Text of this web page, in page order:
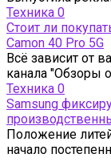
Техника 0
Стоит ли
Camon 40 Pro 5G
Всё зависит от
канала "Обзоры
Техника 0
Samsung
Положение
начало